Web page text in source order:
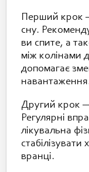
Перший крок
сну.
ви спите, а
між колінами
допомагає
Другий крок —
Регулярні
лікувальна
вранці.